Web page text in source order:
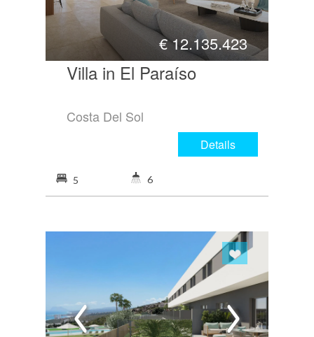
€12.135.423
Villa in El Paraíso
Costa Del Sol
Details
5 6